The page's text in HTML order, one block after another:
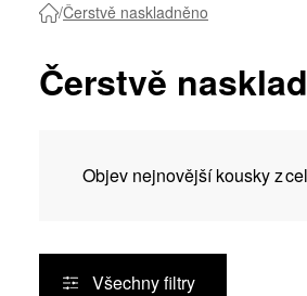
/Čerstvě naskladněno
Čerstvě
Objev nejnovější kousky z
Všechny filtry